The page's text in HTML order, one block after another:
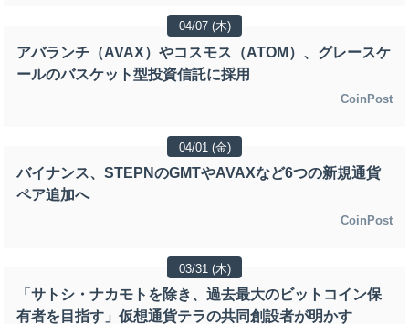
04/07 (木)
アバランチ（AVAX）やコスモス（ATOM）、グレースケ
ールのバスケット型投資信託に採用
CoinPost
04/01 (金)
バイナンス、STEPNのGMTやAVAXなど6つの新規通貨
ペア追加へ
CoinPost
03/31 (木)
「サトシ・ナカモトを除き、過去最大のビットコイン保
有者を目指す」仮想通貨テラの共同創設者が明かす